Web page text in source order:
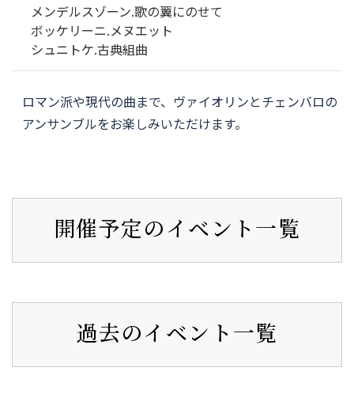
メンデルスゾーン.歌の翼にのせて
ボッケリーニ.メヌエット
シュニトケ.古典組曲
ロマン派や現代の曲まで、ヴァイオリンとチェンバロの
アンサンブルをお楽しみいただけます。
開催予定のイベント一覧
過去のイベント一覧